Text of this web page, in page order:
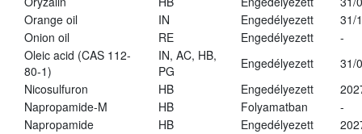
Orange oil
IN Engedélyezett
31/
Onion oil
RE Engedélyezett
-
Oleic acid (CAS 112-
80-1)
IN, AC, HB,
PG
Engedélyezett
31/
Nicosulfuron
HB Engedélyezett
Napropamide-M
HB Folyamatban
-
Napropamide
HB Engedélyezett